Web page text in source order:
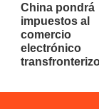
China pondrá
impuestos al
comercio
electrónico